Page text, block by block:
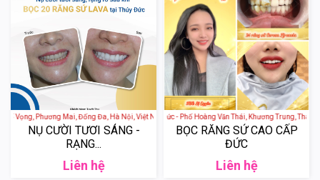
Vọng, Phương Mai, Đống Đa, Hà Nội, Việt Nam
NỤ CƯỜI TƯƠI SÁNG -
RẠNG...
Liên hệ
Nha khoa thẩm mỹ Việt Đức - Phố Hoàng Văn Thái, Khương Trung, Thanh
BỌC RĂNG SỨ CAO CẤP
ĐỨC
Liên hệ